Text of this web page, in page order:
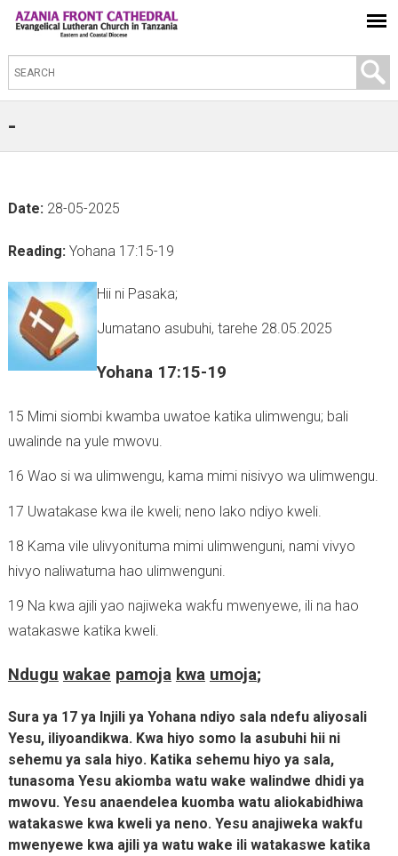
S
e
t
h
s
i
-
Date: 28-05-2025
Reading: Yohana 17:15-19
Hii ni Pasaka;
Jumatano asubuhi, tarehe 28.05.2025
Yohana 17:15-19
15 Mimi siombi kwamba uwatoe katika ulimwengu; bali
uwalinde na yule mwovu.
16 Wao si wa ulimwengu, kama mimi nisivyo wa ulimwengu.
17 Uwatakase kwa ile kweli; neno lako ndiyo kweli.
18 Kama vile ulivyonituma mimi ulimwenguni, nami vivyo
hivyo naliwatuma hao ulimwenguni.
19 Na kwa ajili yao najiweka wakfu mwenyewe, ili na hao
watakaswe katika kweli.
Ndugu wakae pamoja kwa umoja;
Sura ya 17 ya Injili ya Yohana ndiyo sala ndefu aliyosali
Yesu, iliyoandikwa. Kwa hiyo somo la asubuhi hii ni
sehemu ya sala hiyo. Katika sehemu hiyo ya sala,
tunasoma Yesu akiomba watu wake walindwe dhidi ya
mwovu. Yesu anaendelea kuomba watu aliokabidhiwa
watakaswe kwa kweli ya neno. Yesu anajiweka wakfu
mwenyewe kwa ajili ya watu wake ili watakaswe katika